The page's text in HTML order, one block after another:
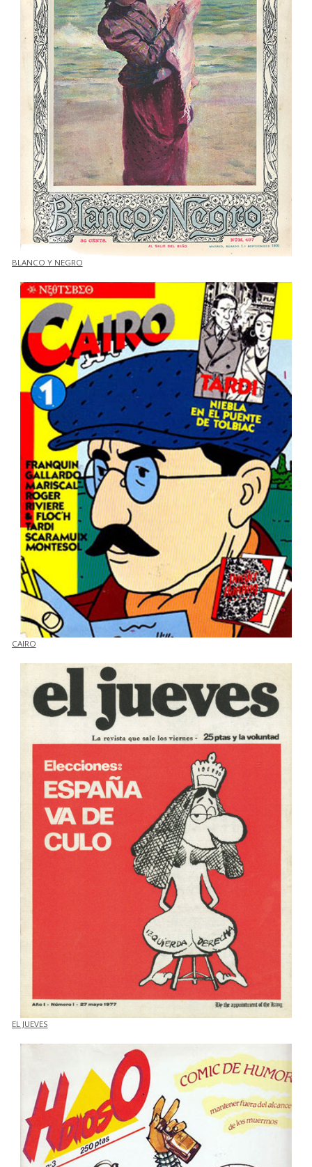
BLANCO Y NEGRO
CAIRO
EL JUEVES